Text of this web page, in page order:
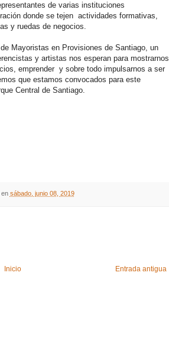
de varias instituciones
donde se tejen actividades formativas,
y ruedas de negocios.
Mayoristas en Provisiones de Santiago, un
y artistas nos esperan para mostrarnos
emprender y sobre todo impulsarnos a ser
que estamos convocados para este
Central de Santiago.
en sábado, junio 08, 2019
Entrada antigua
Inicio